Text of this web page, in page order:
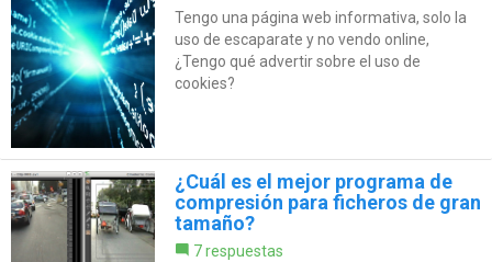
Tengo una página web informativa, solo la
uso de escaparate y no vendo online,
¿Tengo qué advertir sobre el uso de
cookies?
¿Cuál es el mejor programa de
compresión para ficheros de gran
tamaño?
7 respuestas